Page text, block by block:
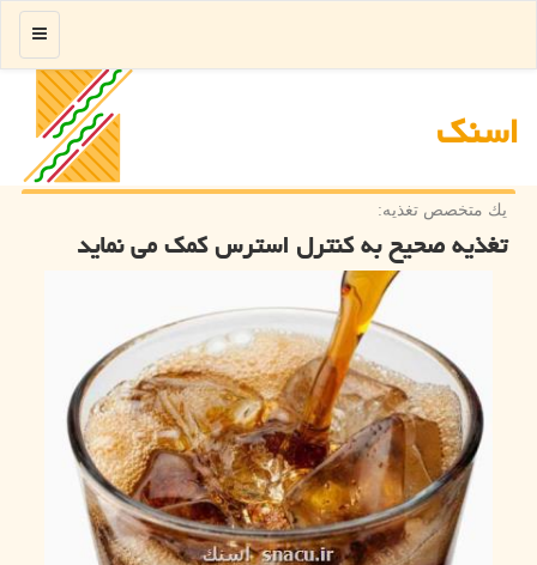
اسنك
منو
یك متخصص تغذیه:
تغذیه صحیح به كنترل استرس كمك می نماید